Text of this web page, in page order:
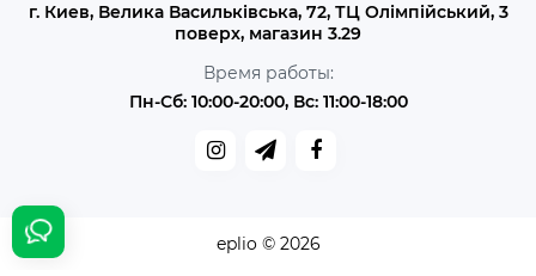
г. Киев, Велика Васильківська, 72, ТЦ Олімпійський, 3
поверх, магазин 3.29
Время работы:
Пн-Сб: 10:00-20:00, Вс: 11:00-18:00
eplio © 2026